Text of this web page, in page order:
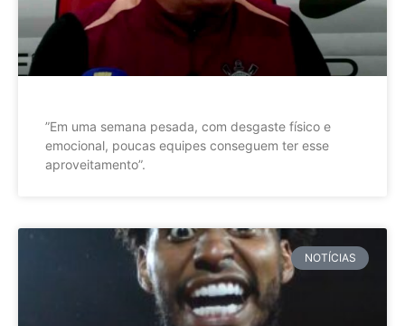
”Em uma semana pesada, com desgaste físico e
emocional, poucas equipes conseguem ter esse
aproveitamento”.
NOTÍCIAS